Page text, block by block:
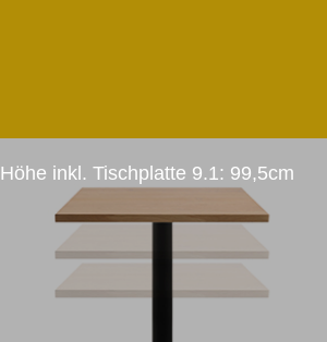
Höhe inkl. Tischplatte 9.1: 99,5cm